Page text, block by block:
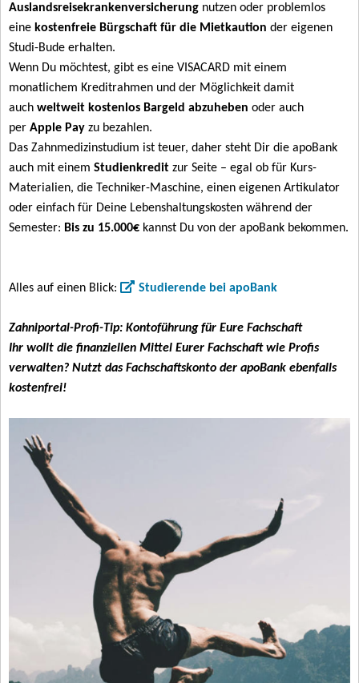
Auslandsreisekrankenversicherung nutzen oder problemlos
eine kostenfreie Bürgschaft für die Mietkaution der eigenen
Studi-Bude erhalten.
Wenn Du möchtest, gibt es eine VISACARD mit einem
monatlichem Kreditrahmen und der Möglichkeit damit
auch weltweit kostenlos Bargeld abzuheben oder auch
per Apple Pay zu bezahlen.
Das Zahnmedizinstudium ist teuer, daher steht Dir die apoBank
auch mit einem Studienkredit zur Seite – egal ob für Kurs-
Materialien, die Techniker-Maschine, einen eigenen Artikulator
oder einfach für Deine Lebenshaltungskosten während der
Semester: Bis zu 15.000€ kannst Du von der apoBank bekommen.
Alles auf einen Blick: Studierende bei apoBank
Zahniportal-Profi-Tip: Kontoführung für Eure Fachschaft
Ihr wollt die finanziellen Mittel Eurer Fachschaft wie Profis
verwalten? Nutzt das Fachschaftskonto der apoBank ebenfalls
kostenfrei!